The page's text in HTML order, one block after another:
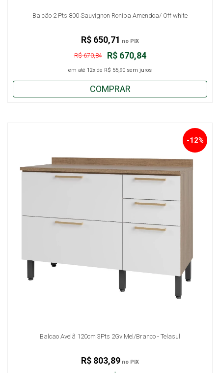
Balcão 2 Pts 800 Sauvignon Ronipa Amendoa/ Off white
R$ 670,84
R$ 670,84
em até 12x de R$ 55,90 sem juros
R$ 650,71 no PIX
COMPRAR
Balcao Avelã 120cm 3Pts 2Gv Mel/Branco - Telasul
-12%
R$ 803,89 no PIX